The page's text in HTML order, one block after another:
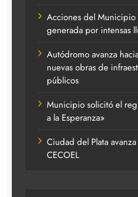
Acciones del Municipio
generada por intensas
Autódromo avanza
nuevas obras de
públicos
Municipio solicitó el
a la Esperanza»
Ciudad del Plata
CECOEL